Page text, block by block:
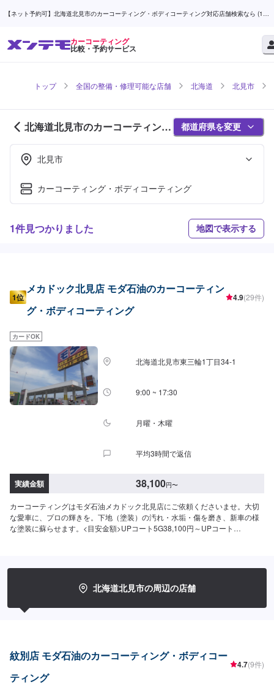
【ネット予約可】北海道北見市のカーコーティング・ボディコーティング対応店舗検索なら (1ペ
カーコーティング
比較・予約サービス
トップ 全国の整備・修理可能な店舗 北海道 北見市
北海道北見市のカーコーティング
対応店舗紹介 (1ページ目)
都道府県を変更
北見市
カーコーティング・ボディコーティング
1件見つかりました 地図で表示する
1位
メカドック北見店 モダ石油のカーコーティン
グ・ボディコーティング
4.9(29件)
カードOK
北海道北見市東三輪1丁目34-1
9:00 ~ 17:30
月曜・木曜
平均3時間で返信
実績金額 38,100円〜
カーコーティングはモダ石油メカドック北見店にご依頼くださいませ。大切
な愛車に、プロの輝きを。下地（塗装）の汚れ・水垢・傷を磨き、新車の様
な塗装に蘇らせます。<目安金額>UPコート5G38,100円～UPコート
北海道北見市の周辺の店舗
紋別店 モダ石油のカーコーティング・ボディコー
ティング
4.7(9件)